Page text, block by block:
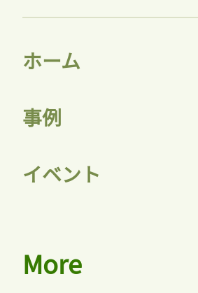
ホーム
事例
イベント
More